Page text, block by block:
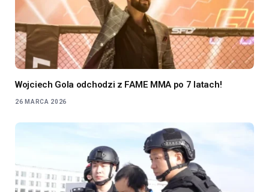
Wojciech Gola odchodzi z FAME MMA po 7 latach!
26 MARCA 2026